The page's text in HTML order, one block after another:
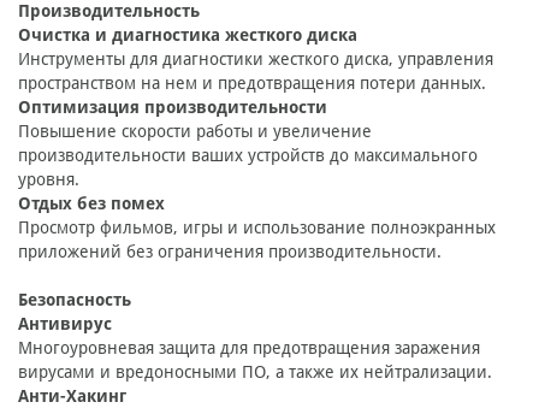
Производительность
Очистка и диагностика жесткого диска
Инструменты для диагностики жесткого диска, управления
пространством на нем и предотвращения потери данных.
Оптимизация производительности
Повышение скорости работы и увеличение
производительности ваших устройств до максимального
уровня.
Отдых без помех
Просмотр фильмов, игры и использование полноэкранных
приложений без ограничения производительности.
Безопасность
Антивирус
Многоуровневая защита для предотвращения заражения
вирусами и вредоносными ПО, а также их нейтрализации.
Анти-Хакинг